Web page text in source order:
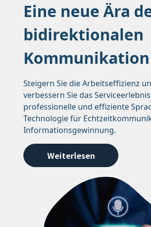
Eine neue Ära
bidirektionalen
Kommunikation
Steigern Sie die Arbeitseffizienz
verbessern Sie das
professionelle und effiziente
Technologie für
Informationsgewinnung.
Weiterlesen